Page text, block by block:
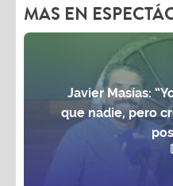
MAS EN
Javier Masías:
que nadie, pero